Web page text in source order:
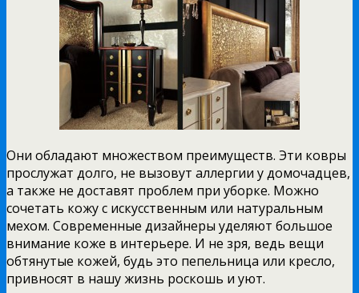
Они обладают множеством преимуществ. Эти ковры
прослужат долго, не вызовут аллергии у домочадцев,
а также не доставят проблем при уборке. Можно
сочетать кожу с искусственным или натуральным
мехом. Современные дизайнеры уделяют большое
внимание коже в интерьере. И не зря, ведь вещи
обтянутые кожей, будь это пепельница или кресло,
привносят в нашу жизнь роскошь и уют.